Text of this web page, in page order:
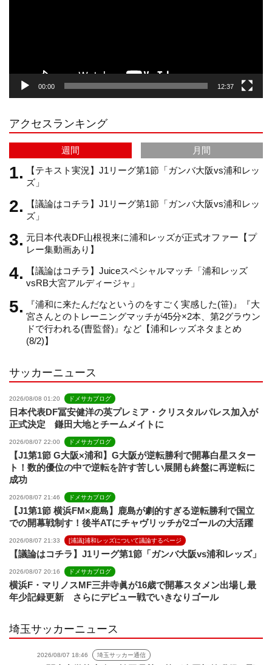
r
a
m
e
C
h
a
n
e
00:00 12:37
アクセスランキング
週間
月間
【テキスト実況】J1リーグ第1節「ガンバ大阪vs浦和レッ
ズ」
【議論はコチラ】J1リーグ第1節「ガンバ大阪vs浦和レッ
ズ」
元日本代表DF山根視来に浦和レッズが正式オファー【プ
レー集動画あり】
【議論はコチラ】Juiceスペシャルマッチ「浦和レッズ
vsRB大宮アルディージャ」
『浦和に来たんだなというのをすごく実感した(笹)』『大
宮さんとのトレーニングマッチが45分×2本、第2グラウン
ドで行われる(曺監督)』など【浦和レッズネタまとめ
(8/2)】
サッカーニュース
2026/08/08 01:20 ドメサカブログ
日本代表DF冨安健洋の英プレミア・クリスタルパレス加入が
正式決定 鎌田大地とチームメイトに
2026/08/07 22:00 ドメサカブログ
【J1第1節 G大阪×浦和】G大阪が逆転勝利で開幕白星スター
ト！数的優位の中で逆転を許す苦しい展開も終盤に再逆転に
成功
2026/08/07 21:46 ドメサカブログ
【J1第1節 横浜FM×鹿島】鹿島が劇的すぎる逆転勝利で国立
での開幕戦制す！後半ATにチャヴリッチが2ゴールの大活躍
2026/08/07 21:33 [浦議]浦和レッズについて議論するページ
【議論はコチラ】J1リーグ第1節「ガンバ大阪vs浦和レッズ」
2026/08/07 20:16 ドメサカブログ
横浜F・マリノスMF三井寺眞が16歳で開幕スタメン出場し最
年少記録更新 さらにデビュー戦でいきなりゴール
埼玉サッカーニュース
2026/08/07 18:46 埼玉サッカー通信